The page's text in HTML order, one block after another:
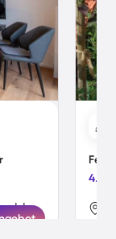
Weil, Landsberg am Lech, Deutschland
ab
4.8